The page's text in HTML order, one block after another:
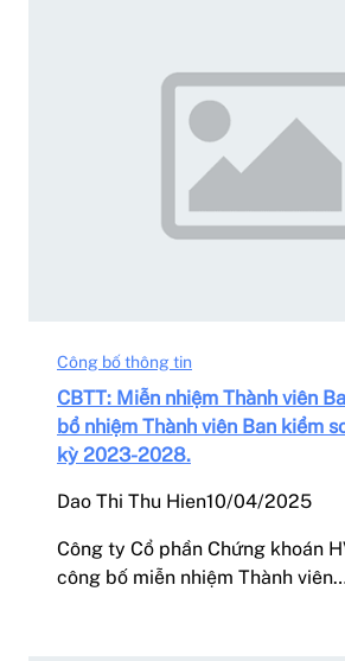
Công bố thông tin
CBTT: Miễn nhiệm Thành viên
bổ nhiệm Thành viên Ban kiểm
kỳ 2023-2028.
Dao Thi Thu Hien10/04/2025
Công ty Cổ phần Chứng khoán
công bố miễn nhiệm Thành